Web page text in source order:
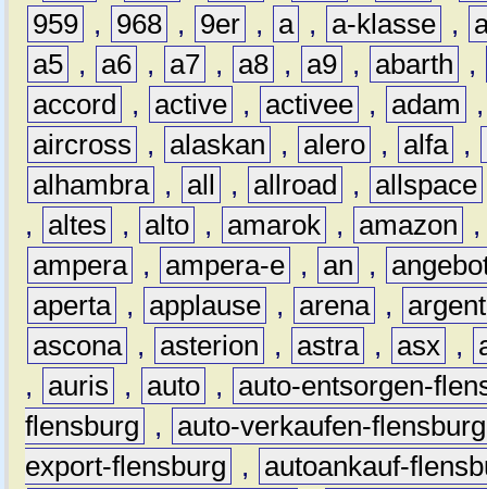
959 , 968 , 9er , a , a-klasse ,
a5 , a6 , a7 , a8 , a9 , abarth
,
accord
, active , activee , adam
aircross
, alaskan , alero , alfa ,
alhambra , all , allroad , allspace
,
altes , alto , amarok , amazon
ampera , ampera-e , an ,
aperta , applause , arena ,
ascona , asterion , astra , asx ,
,
auris , auto ,
auto-entsorgen-
flensburg
,
auto-verkaufen-flensburg
export-flensburg
,
autoankauf-